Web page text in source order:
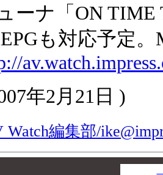
ーナ「ON TIME
も対応予定
年2月21日 )
Watch編集部/